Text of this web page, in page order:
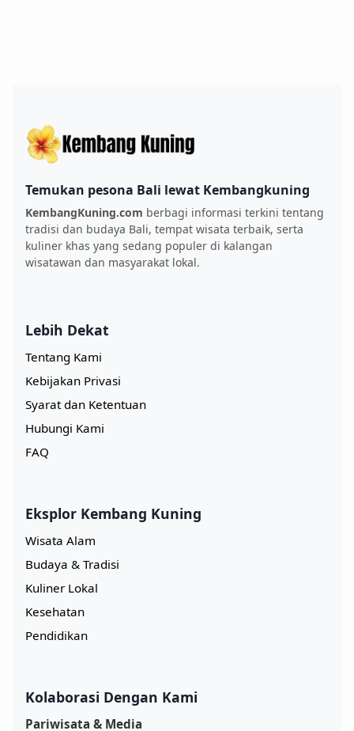
Temukan pesona Bali lewat Kembangkuning
KembangKuning.com berbagi informasi terkini tentang
tradisi dan budaya Bali, tempat wisata terbaik, serta
kuliner khas yang sedang populer di kalangan
wisatawan dan masyarakat lokal.
Lebih Dekat
Tentang Kami
Kebijakan Privasi
Syarat dan Ketentuan
Hubungi Kami
FAQ
Eksplor Kembang Kuning
Wisata Alam
Budaya & Tradisi
Kuliner Lokal
Kesehatan
Pendidikan
Kolaborasi Dengan Kami
Pariwisata & Media